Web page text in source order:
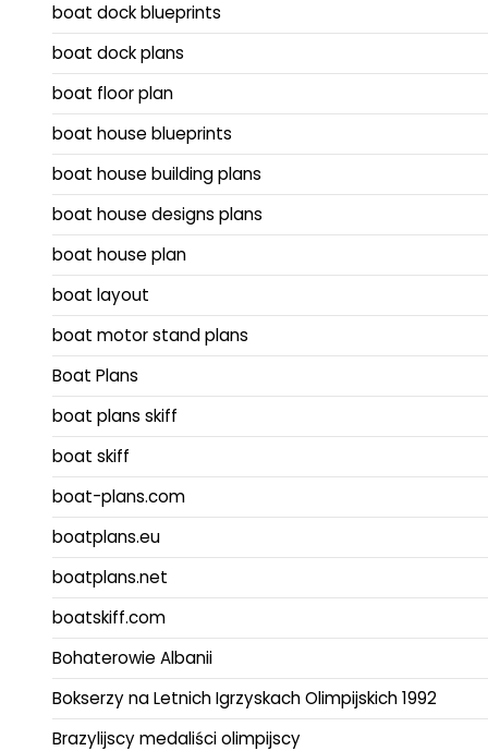
boat dock blueprints
boat dock plans
boat floor plan
boat house blueprints
boat house building plans
boat house designs plans
boat house plan
boat layout
boat motor stand plans
Boat Plans
boat plans skiff
boat skiff
boat-plans.com
boatplans.eu
boatplans.net
boatskiff.com
Bohaterowie Albanii
Bokserzy na Letnich Igrzyskach Olimpijskich 1992
Brazylijscy medaliści olimpijscy